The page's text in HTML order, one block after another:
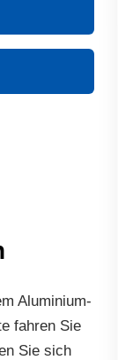
Aluminium-
fahren Sie
Sie sich